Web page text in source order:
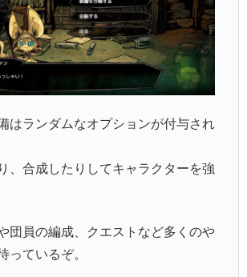
はランダムなオプションが付与され
、合成したりしてキャラクターを強
団員の編成、クエストなど多くのや
っているぞ。